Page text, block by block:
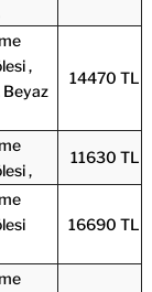
,
Beyaz
14470 TL
,
11630 TL
16690 TL